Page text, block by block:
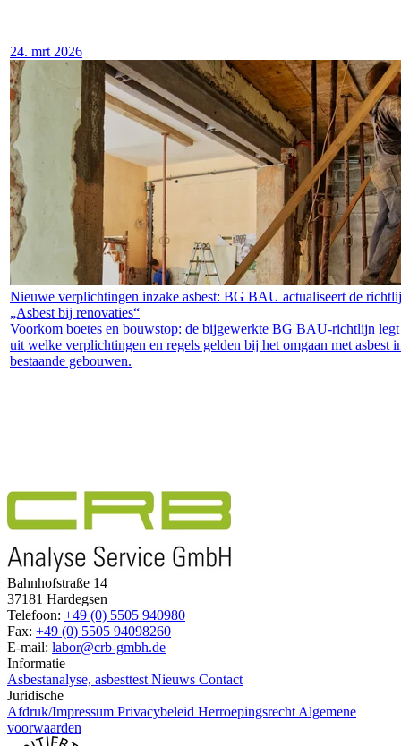
24. mrt 2026
Nieuwe verplichtingen inzake asbest: BG BAU actualiseert de
„Asbest bij renovaties“
Voorkom boetes en bouwstop: de bijgewerkte BG BAU-richtlijn legt
uit welke verplichtingen en regels gelden bij het omgaan met asbest
bestaande gebouwen.
Bahnhofstraße 14
37181 Hardegsen
Telefoon: +49 (0) 5505 940980
Fax: +49 (0) 5505 94098260
E-mail: labor@crb-gmbh.de
Informatie
Asbestanalyse, asbesttest Nieuws Contact
Juridische
Afdruk/Impressum Privacybeleid Herroepingsrecht Algemene
voorwaarden